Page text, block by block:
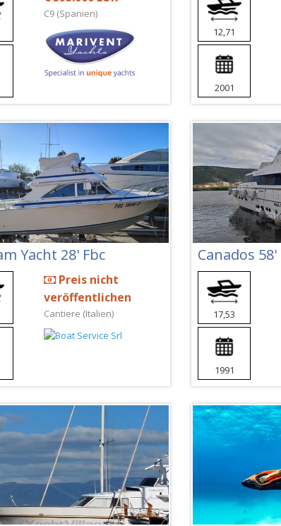
C9 (Spanien)
12,71
2001
Yacht 28' Fbc
Preis nicht
veröffentlichen
Cantiere (Italien)
Canados 58'
17,53
1991